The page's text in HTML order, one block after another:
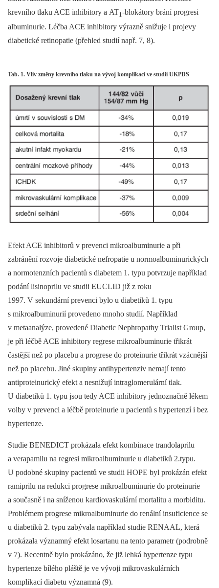
krevního tlaku ACE inhibitory a AT1-blokátory brání progresi
albuminurie. Léčba ACE inhibitory výrazně snižuje i projevy
diabetické retinopatie (přehled studií např. 7, 8).
Tab. 1. Vliv změny krevního tlaku na vývoj komplikací ve studii UKPDS
Efekt ACE inhibitorů v prevenci mikroalbuminurie a při
zabránění rozvoje diabetické nefropatie u normoalbuminurických
a normotenzních pacientů s diabetem 1. typu potvrzuje například
podání lisinoprilu ve studii EUCLID již z roku
1997. V sekundární prevenci bylo u diabetiků 1. typu
s mikroalbuminurií provedeno mnoho studií. Například
v metaanalýze, provedené Diabetic Nephropathy Trialist Group,
je při léčbě ACE inhibitory regrese mikroalbuminurie třikrát
častější než po placebu a progrese do proteinurie třikrát vzácnější
než po placebu. Jiné skupiny antihypertenziv nemají tento
antiproteinurický efekt a nesnižují intraglomerulární tlak.
U diabetiků 1. typu jsou tedy ACE inhibitory jednoznačně lékem
volby v prevenci a léčbě proteinurie u pacientů s hypertenzí i bez
hypertenze.
Studie BENEDICT prokázala efekt kombinace trandolaprilu
a verapamilu na regresi mikroalbuminurie u diabetiků 2.typu.
U podobné skupiny pacientů ve studii HOPE byl prokázán efekt
ramiprilu na redukci progrese mikroalbuminurie do proteinurie
a současně i na sníženou kardiovaskulární mortalitu a morbiditu.
Problémem progrese mikroalbuminurie do renální insuficience se
u diabetiků 2. typu zabývala například studie RENAAL, která
prokázala významný efekt losartanu na tento parametr (podrobně
v 7). Recentně bylo prokázáno, že již lehká hypertenze typu
hypertenze bílého pláště je ve vývoji mikrovaskulárních
komplikací diabetu významná (9).